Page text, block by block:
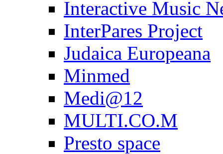
Interactive Music
InterPares Project
Judaica Europeana
Minmed
Medi@12
MULTI.CO.M
Presto space